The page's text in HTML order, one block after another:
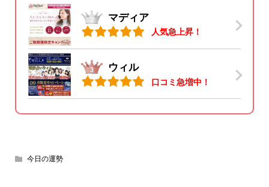
マディア
人気急上昇！
ウィル
口コミ急増中！
今日の運勢